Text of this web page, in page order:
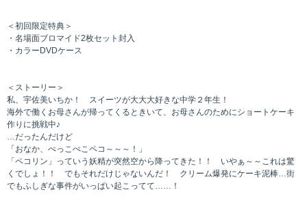
＜初回限定特典＞
・名場面ブロマイド2枚セット封入
・カラーDVDケース
＜ストーリー＞
私、宇佐美いちか！ スイーツが大大大好きな中学２年生！
海外で働くお母さんが帰ってくるときいて、お母さんのためにショートケーキ
作りに挑戦中♪
…だったんだけど
「おなか、ぺっこぺこペコ～～～！」
「ペコリン」っていう妖精が突然空から降ってきた！！ いやぁ～～これは驚
くでしょ！！ でもそれだけじゃないんだ！ クリーム爆発にケーキ泥棒…街
でもふしぎな事件がいっぱい起こってて……！